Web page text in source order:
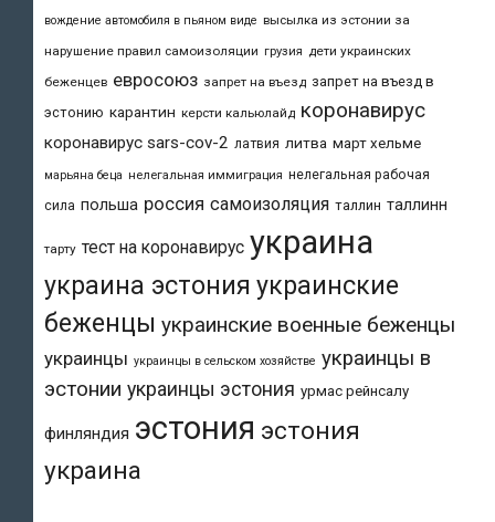
вождение автомобиля в пьяном виде высылка из эстонии за
нарушение правил самоизоляции грузия
дети украинских
беженцев евросоюз запрет на въезд запрет на въезд в
эстонию карантин керсти кальюлайд коронавирус
коронавирус sars-cov-2 латвия литва март хельме
марьяна беца нелегальная иммиграция нелегальная рабочая
сила польша россия самоизоляция таллин таллинн
тарту тест на коронавирус украина
украина эстония украинские
беженцы украинские военные беженцы
украинцы украинцы в сельском хозяйстве украинцы в
эстонии украинцы эстония урмас рейнсалу
финляндия эстония эстония
украина